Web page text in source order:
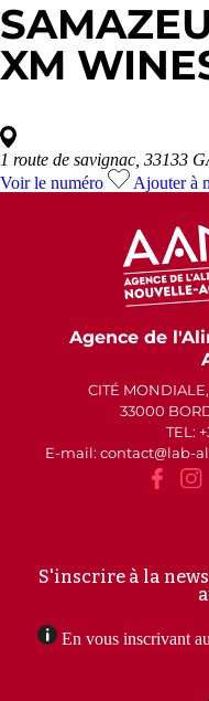
XM
1 route de savignac, 33133
Voir le numéro
Ajouter à
Agence de
CITÉ
33000
TEL:
E-mail: contact
lab-
S'inscrire à la
En vous inscrivant